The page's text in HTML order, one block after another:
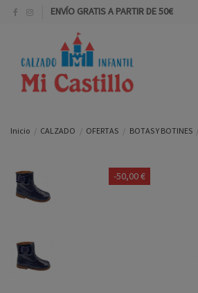
ENVÍO GRATIS A PARTIR DE 50€
Inicio CALZADO OFERTAS BOTAS Y BOTINES
-50,00 €